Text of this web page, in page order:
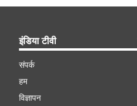
इंडिया टीवी
संपर्क
हम
विज्ञापन